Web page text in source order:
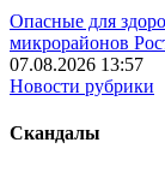
Опасные для
микрорайонов
07.08.2026 13:57
Новости рубрики
Скандалы